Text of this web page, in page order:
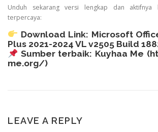
Unduh sekarang versi lengkap dan aktifnya
terpercaya:
Download Link: Microsoft
Plus 2021-2024 VL v2505 Build
Sumber terbaik: Kuyhaa Me (
me.org/)
LEAVE A REPLY